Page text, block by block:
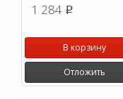
1 284 p
В корзину
Отложить